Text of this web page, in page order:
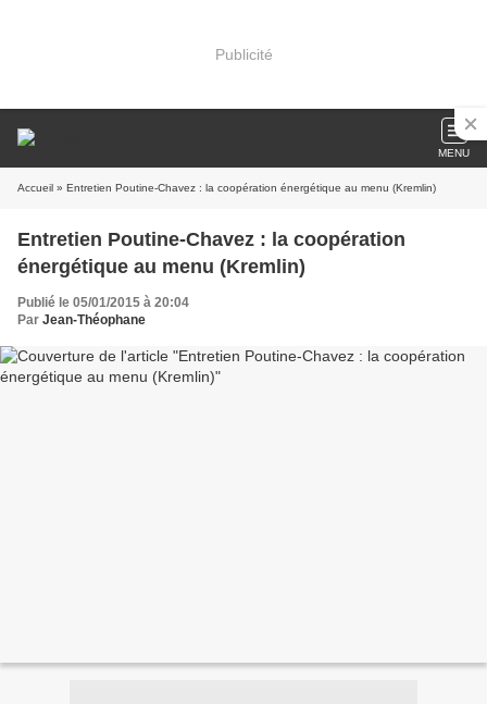
Publicité
MENU
Accueil » Entretien Poutine-Chavez : la coopération énergétique au menu (Kremlin)
Entretien Poutine-Chavez : la coopération
énergétique au menu (Kremlin)
Publié le 05/01/2015 à 20:04
Par Jean-Théophane